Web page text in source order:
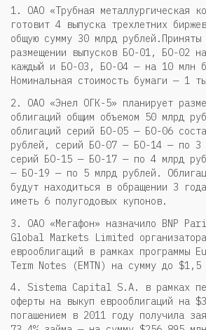
1. ОАО «Трубная металлургическая
готовит 4 выпуска трехлетних
общую сумму 30 млрд рублей.Приняты
размещении выпусков БО-01, БО-02
каждый и БО-03, БО-04 — на 10 млн
Номинальная стоимость бумаги — 1
2. ОАО «Энел ОГК-5» планирует
облигаций общим объемом 50 млрд
облигаций серий БО-05 — БО-06
рублей, серий БО-07 — БО-14 — по 3
серий БО-15 — БО-17 — по 4 млрд
— БО-19 — по 5 млрд рублей.
будут находиться в обращении 3
иметь 6 полугодовых купонов.
3. ОАО «Мегафон» назначило BNP
Global Markets Limited
еврооблигаций в рамках программы
Term Notes (EMTN) на сумму до $1,5
4. Sistema Capital S.A. в рамках
оферты на выкуп еврооблигаций на
погашением в 2011 году получила